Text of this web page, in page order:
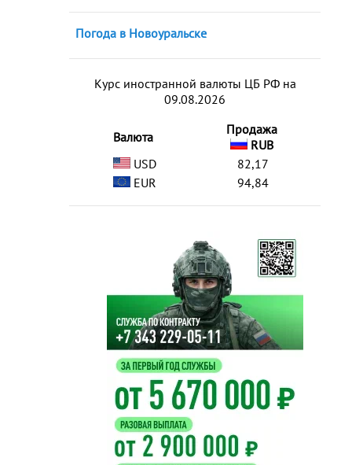
Погода в Новоуральске
Курс иностранной валюты ЦБ РФ на
09.08.2026
Валюта
Продажа
RUB
USD
82,17
EUR
94,84